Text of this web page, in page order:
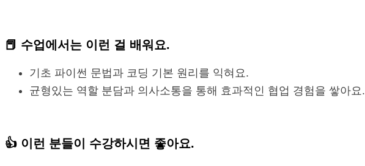
📕 수업에서는 이런 걸 배워요.
기초 파이썬 문법과 코딩 기본 원리를 익혀요.
균형있는 역할 분담과 의사소통을 통해 효과적인 협업 경험을 쌓아요.
👍 이런 분들이 수강하시면 좋아요.